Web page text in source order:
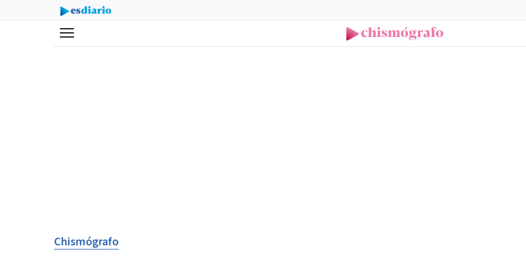
Menú
Chismógrafo